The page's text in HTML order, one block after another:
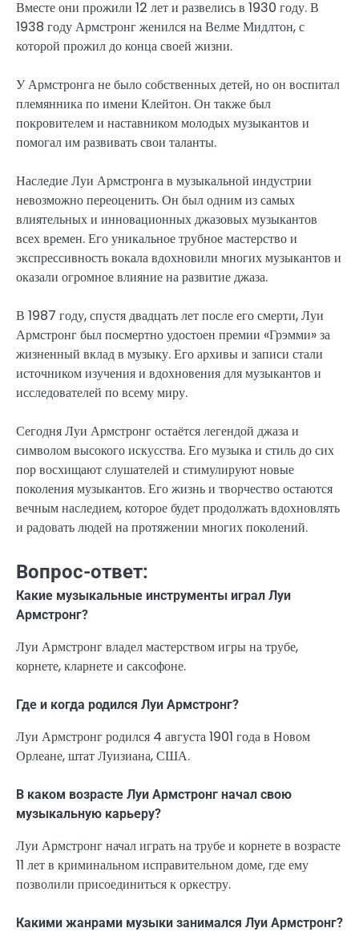
Вместе они прожили 12 лет и развелись в 1930 году. В
1938 году Армстронг женился на Велме Мидлтон, с
которой прожил до конца своей жизни.
У Армстронга не было собственных детей, но он воспитал
племянника по имени Клейтон. Он также был
покровителем и наставником молодых музыкантов и
помогал им развивать свои таланты.
Наследие Луи Армстронга в музыкальной индустрии
невозможно переоценить. Он был одним из самых
влиятельных и инновационных джазовых музыкантов
всех времен. Его уникальное трубное мастерство и
экспрессивность вокала вдохновили многих музыкантов и
оказали огромное влияние на развитие джаза.
В 1987 году, спустя двадцать лет после его смерти, Луи
Армстронг был посмертно удостоен премии «Грэмми» за
жизненный вклад в музыку. Его архивы и записи стали
источником изучения и вдохновения для музыкантов и
исследователей по всему миру.
Сегодня Луи Армстронг остаётся легендой джаза и
символом высокого искусства. Его музыка и стиль до сих
пор восхищают слушателей и стимулируют новые
поколения музыкантов. Его жизнь и творчество остаются
вечным наследием, которое будет продолжать вдохновлять
и радовать людей на протяжении многих поколений.
Вопрос-ответ:
Какие музыкальные инструменты играл Луи
Армстронг?
Луи Армстронг владел мастерством игры на трубе,
корнете, кларнете и саксофоне.
Где и когда родился Луи Армстронг?
Луи Армстронг родился 4 августа 1901 года в Новом
Орлеане, штат Луизиана, США.
В каком возрасте Луи Армстронг начал свою
музыкальную карьеру?
Луи Армстронг начал играть на трубе и корнете в возрасте
11 лет в криминальном исправительном доме, где ему
позволили присоединиться к оркестру.
Какими жанрами музыки занимался Луи Армстронг?